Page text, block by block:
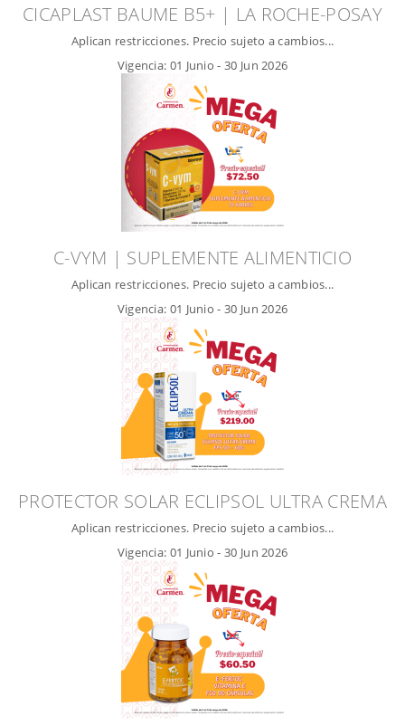
CICAPLAST BAUME B5+ | LA ROCHE-POSAY
Aplican restricciones. Precio sujeto a cambios...
Vigencia: 01 Junio - 30 Jun 2026
C-VYM | SUPLEMENTE ALIMENTICIO
Aplican restricciones. Precio sujeto a cambios...
Vigencia: 01 Junio - 30 Jun 2026
PROTECTOR SOLAR ECLIPSOL ULTRA CREMA
Aplican restricciones. Precio sujeto a cambios...
Vigencia: 01 Junio - 30 Jun 2026